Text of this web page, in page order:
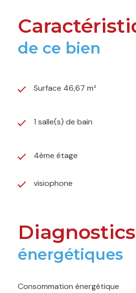
de ce bien
Surface 46,67 m²
1 salle(s) de bain
4ème étage
visiophone
Diagnostics
énergétiques
Consommation énergétique